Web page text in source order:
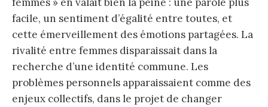
facile, un sentiment d’égalité entre toutes, et
cette émerveillement des émotions partagées. La
rivalité entre femmes disparaissait dans la
recherche d’une identité commune. Les
problèmes personnels apparaissaient comme des
enjeux collectifs, dans le projet de changer